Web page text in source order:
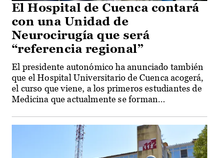
El Hospital de Cuenca contará
con una Unidad de
Neurocirugía que será
“referencia regional”
El presidente autonómico ha anunciado también
que el Hospital Universitario de Cuenca acogerá,
el curso que viene, a los primeros estudiantes de
Medicina que actualmente se forman...